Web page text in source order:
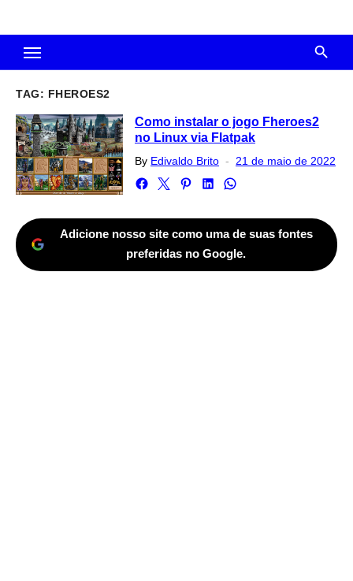
TAG: FHEROES2
Como instalar o jogo Fheroes2
no Linux via Flatpak
By Edivaldo Brito
Posted
21 de maio de 2022
Adicione nosso site como uma de suas fontes
preferidas no Google.